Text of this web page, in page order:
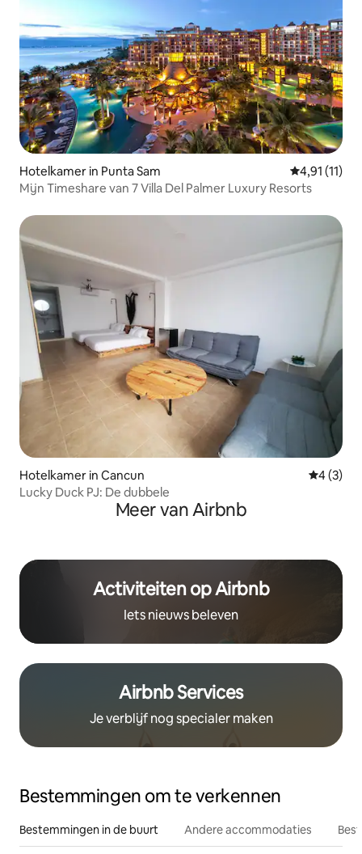
Hotelkamer in Punta Sam Gemiddelde
4,91 (11)
Mijn Timeshare van 7 Villa Del Palmer Luxury Resorts
Hotelkamer in Cancun
4 (3)
Lucky Duck PJ: De dubbele
Meer van Airbnb
Activiteiten op Airbnb
Iets nieuws beleven
Airbnb Services
Je verblijf nog specialer maken
Bestemmingen om te verkennen
Bestemmingen in de buurt Andere accommodaties